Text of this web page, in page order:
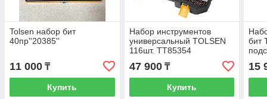
Tolsen набор бит
40пр''20385''
11 000 ₸
Купить
Набор инструментов
универсальный TOLSEN
116шт. TT85354
47 900₸
Купить
бит
15